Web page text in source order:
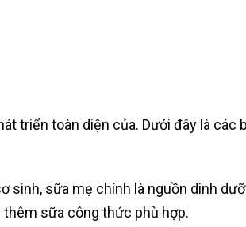
triển toàn diện của. Dưới đây là các
sữa mẹ chính là nguồn dinh
sữa công thức phù hợp.